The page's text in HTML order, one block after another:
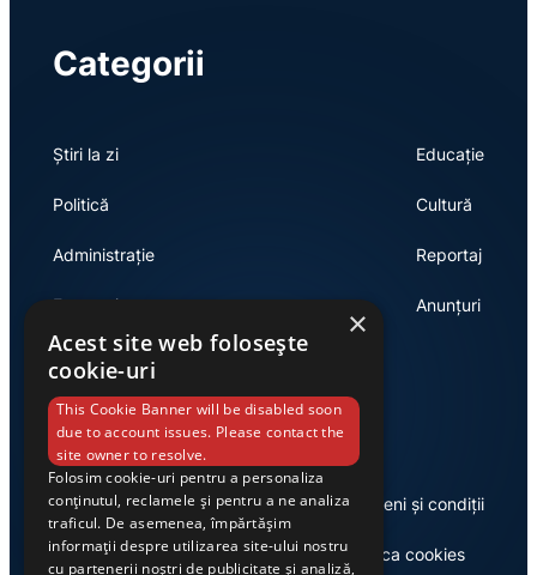
Categorii
Știri la zi
Politică
Administrație
Economie
Educație
Cultură
Reportaj
Anunțuri
Link-uri utile
Despre noi
Casa de editură Exclusiv
Termeni și condiții
Politica cookies
×
Acest site web folosește
cookie-uri
This Cookie Banner will be disabled soon
due to account issues. Please contact the
site owner to resolve.
Folosim cookie-uri pentru a personaliza
conținutul, reclamele și pentru a ne analiza
traficul. De asemenea, împărtășim
informații despre utilizarea site-ului nostru
cu partenerii noștri de publicitate și analiză,